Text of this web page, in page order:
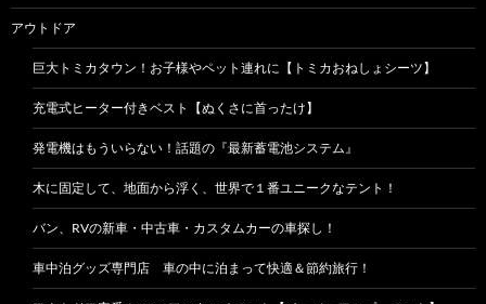
アウトドア
巨大トミカタウン！お子様やペット連れに【トミカおねしょシーツ】
充電式ヒーター付きベスト【ぬくさに首ったけ】
発電機はもういらない！話題の『最新蓄電池システム』
木に固定して、地面から浮く、世界で１番ユニークなテント！
バン、RVの新車・中古車・カスタムカーの車探し！
車中泊グッズ専門店 車の中に泊まって快適＆節約旅行！